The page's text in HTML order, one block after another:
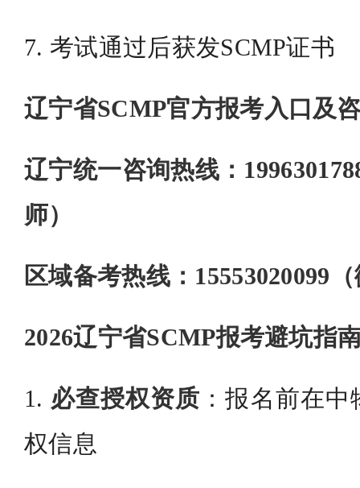
7. 考试通过后获发SCMP证书
辽宁省SCMP官方报考入口及
辽宁统一咨询热线：
师）
区域备考热线：15553020099
2026辽宁省SCMP报考避坑指
1. 必查授权资质 ：报名前在
权信息